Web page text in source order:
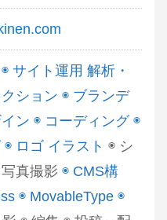
サイト運用 解析・
ション ◉ ブランデ
ン ◉ コーディング ◉
ロゴ イラスト ◉ シ
真撮影 ◉ CMS構
◉ MovableType ◉